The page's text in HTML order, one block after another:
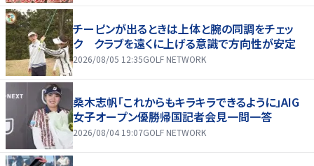
チーピンが出るときは上体と腕の同調をチェッ
ク クラブを遠くに上げる意識で方向性が安定
2026/08/05 12:35GOLF NETWORK
桑木志帆「これからもキラキラできるように」AIG
女子オープン優勝帰国記者会見一問一答
2026/08/04 19:07GOLF NETWORK